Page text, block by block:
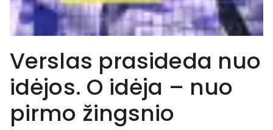
Verslas prasideda nuo
idėjos. O idėja – nuo
pirmo žingsnio